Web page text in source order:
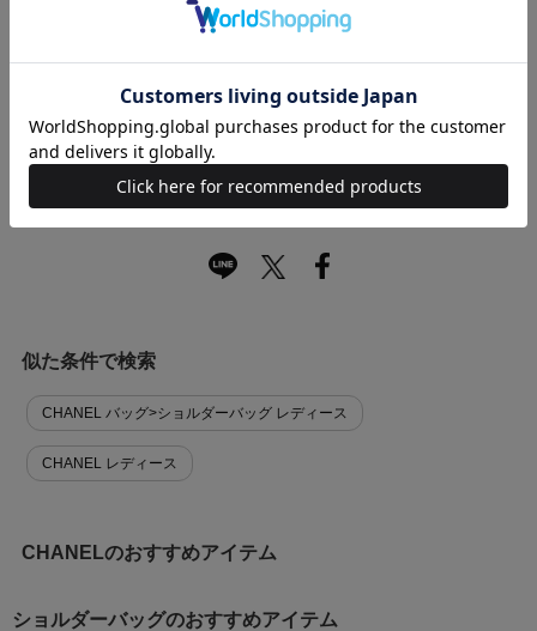
キャンセル・返品について
お買い物時のご利用ガイドはこちら
商品に関する問い合わせ
似た条件で検索
CHANEL バッグ>ショルダーバッグ レディース
CHANEL レディース
CHANELのおすすめアイテム
ショルダーバッグのおすすめアイテム